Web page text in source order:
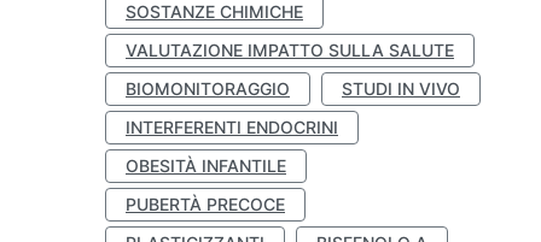
SOSTANZE CHIMICHE
VALUTAZIONE IMPATTO SULLA SALUTE
BIOMONITORAGGIO
STUDI IN VIVO
INTERFERENTI ENDOCRINI
OBESITÀ INFANTILE
PUBERTÀ PRECOCE